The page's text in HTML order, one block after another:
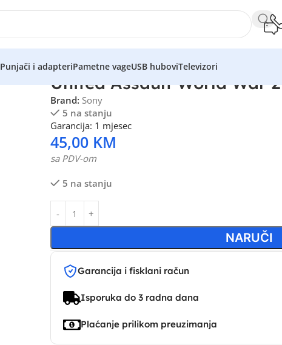
Punjači i adapteriPametne vageUSB huboviTelevizori
United Assault World War
Brand: Sony
5 na stanju
Garancija: 1 mjesec
45,00 KM
sa PDV-om
5 na stanju
NARUČI
Garancija i fisklani račun
Isporuka do 3 radna dana
Plaćanje prilikom preuzimanja